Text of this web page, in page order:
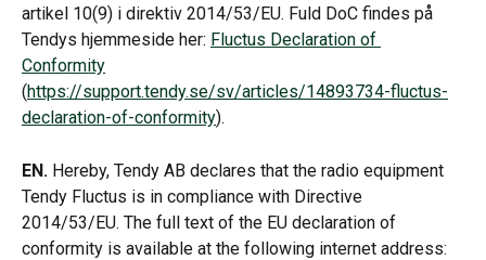
artikel 10(9) i direktiv 2014/53/EU. Fuld DoC findes på
Tendys hjemmeside her: Fluctus Declaration of
Conformity
(https://support.tendy.se/sv/articles/14893734-fluctus-
declaration-of-conformity).
EN. Hereby, Tendy AB declares that the radio equipment
Tendy Fluctus is in compliance with Directive
2014/53/EU. The full text of the EU declaration of
conformity is available at the following internet address: